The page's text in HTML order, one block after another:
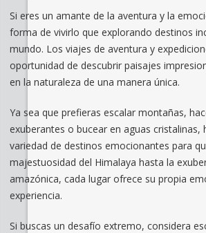
Si eres un amante de la aventura y la
forma de vivirlo que explorando destinos
mundo. Los viajes de aventura y
oportunidad de descubrir paisajes
en la naturaleza de una manera única.
Ya sea que prefieras escalar montañas,
exuberantes o bucear en aguas cristalinas,
variedad de destinos emocionantes para
majestuosidad del Himalaya hasta la
amazónica, cada lugar ofrece su propia
experiencia.
Si buscas un desafío extremo, considera